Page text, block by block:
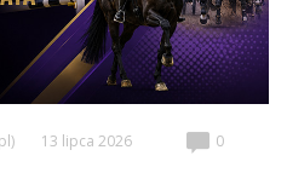
13 lipca 2026 0